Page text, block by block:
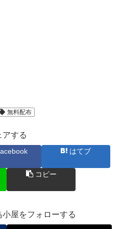
無料配布
アする
はてブ
コピー
屋をフォローする